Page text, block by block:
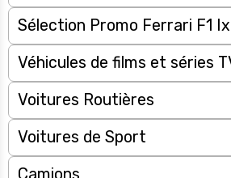
Sélection Promo Ferrari F1
Véhicules de films et séries
Voitures Routières
Voitures de Sport